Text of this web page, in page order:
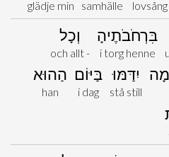
lovsång
samhälle
glädje min
בִּרְחֹבֹתֶיהָ
i torg henne
וְכָל
och allt -
יִדַּמּוּ
stå still
בַּיּוֹם
i dag
הַהוּא
han